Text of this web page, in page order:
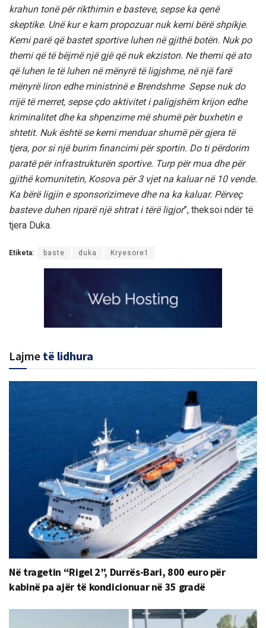
krahun tonë për rikthimin e basteve, sepse ka qenë
skeptike. Unë kur e kam propozuar nuk kemi bërë shpikje.
Kemi parë që bastet sportive luhen në gjithë botën. Nuk po
themi që të bëjmë një gjë që nuk ekziston. Ne themi që ato
që luhen le të luhen në mënyrë të ligjshme, në një farë
mënyrë liron edhe ministrinë e Brendshme Sepse nuk do
rrijë të merret, sepse çdo aktivitet i paligjshëm krijon edhe
kriminalitet dhe ka shpenzime më shumë për buxhetin e
shtetit. Nuk është se kemi menduar shumë për gjera të
tjera, por si një burim financimi për sportin. Do ti përdorim
paratë për infrastrukturën sportive. Turp për mua dhe për
gjithë komunitetin, Kosova për 3 vjet na kaluar në 10 vende.
Ka bërë ligjin e sponsorizimeve dhe na ka kaluar. Përveç
basteve duhen riparë një shtrat i tërë ligjor”, theksoi ndër të
tjera Duka.
Etiketa: baste duka Kryesore1
Lajme të lidhura
Në tragetin “Rigel 2”, Durrës-Bari, 800 euro për
kabinë pa ajër të kondicionuar në 35 gradë